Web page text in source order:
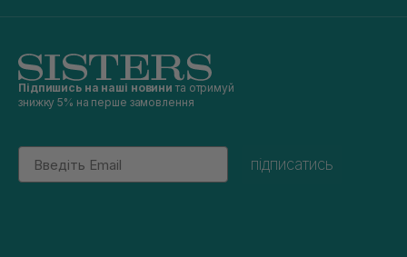
ретельніше, оскільки в ньому не має бути
сильнодіючих компонентів;
для пігментованої шкіри ідеально підходять засоби з
екстрактами папайї, огірка, молочної та лимонної
Професійний тонік для шкіри: ціна вашого
щоденного комфорту
Підпишись на наші новини та отримуй
знижку 5% на перше замовлення
Email
підписатись